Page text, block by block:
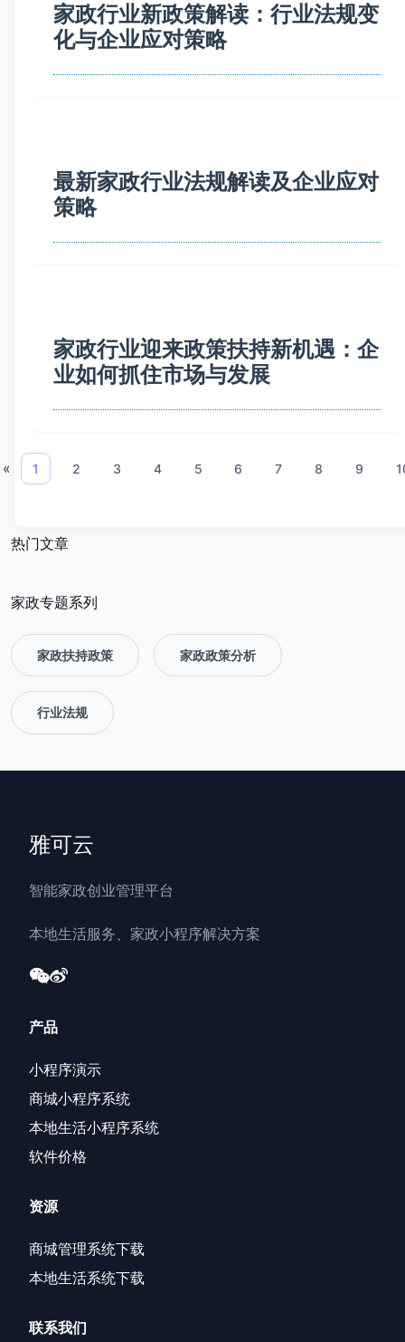
家政行业新政策解读：行业法规变
化与企业应对策略
最新家政行业法规解读及企业应对
策略
家政行业迎来政策扶持新机遇：企
业如何抓住市场与发展
« 1 2 3 4 5 6 7 8 9
热门文章
家政专题系列
家政扶持政策 家政政策分析
行业法规
雅可云
智能家政创业管理平台
本地生活服务、家政小程序解决方案
产品
小程序演示
商城小程序系统
本地生活小程序系统
软件价格
资源
商城管理系统下载
本地生活系统下载
联系我们